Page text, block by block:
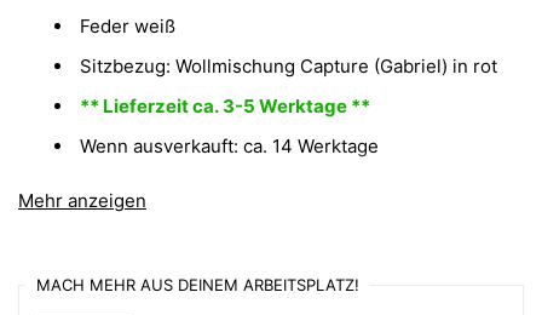
Mehr anzeigen
Feder weiß
Sitzbezug: Wollmischung Capture (Gabriel) in rot
** Lieferzeit ca. 3-5 Werktage **
Wenn ausverkauft: ca. 14 Werktage
mit weißem Gestell:
Gewicht ca. 12kg
MACH MEHR AUS DEINEM ARBEITSPLATZ!